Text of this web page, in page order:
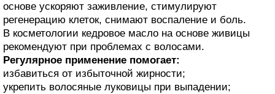
основе ускоряют заживление, стимулируют
регенерацию клеток, снимают воспаление и боль.
В косметологии кедровое масло на основе живицы
рекомендуют при проблемах с волосами.
Регулярное применение помогает:
избавиться от избыточной жирности;
укрепить волосяные луковицы при выпадении;